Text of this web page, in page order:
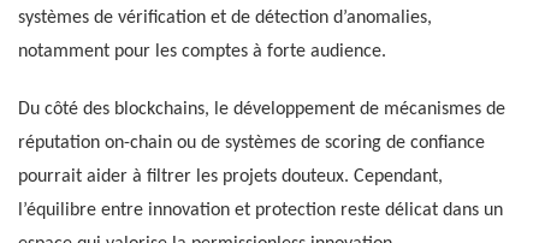
systèmes de vérification et de détection d’anomalies,
notamment pour les comptes à forte audience.
Du côté des blockchains, le développement de mécanismes de
réputation on-chain ou de systèmes de scoring de confiance
pourrait aider à filtrer les projets douteux. Cependant,
l’équilibre entre innovation et protection reste délicat dans un